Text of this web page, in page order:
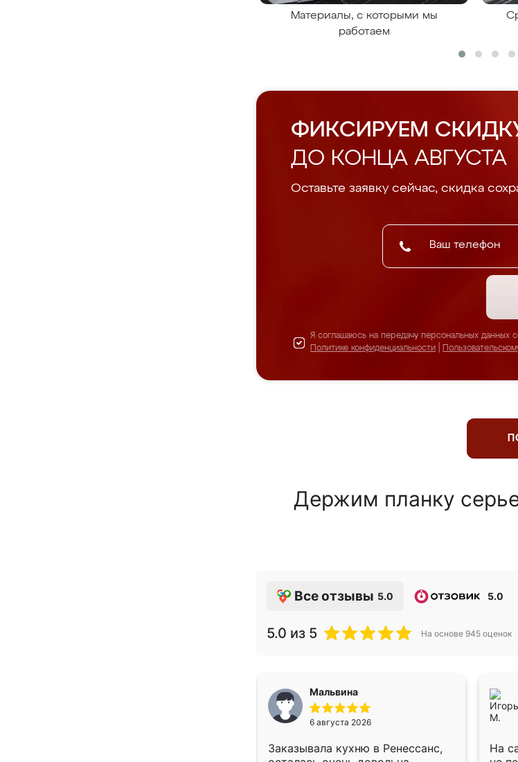
Материалы, с которыми мы
работаем
ФИКСИРУЕМ
ДО КОНЦА АВГУСТА
Оставьте заявку сейчас, скидка
Я соглашаюсь на передачу персональных данных
Политике конфиденциальности
Держим планку
Все отзывы 5.0 5.0
5.0 из 5 На основе 945 оценок
Мальвина
6 августа 2026
Заказывала кухню в Ренессанс,
На